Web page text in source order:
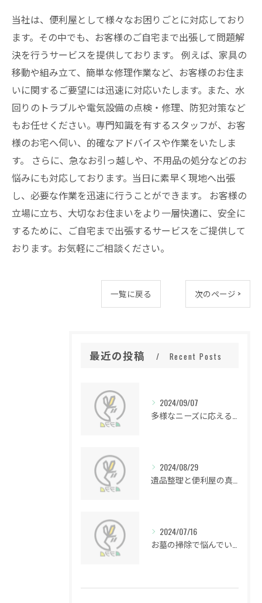
当社は、便利屋として様々なお困りごとに対応しており
ます。その中でも、お客様のご自宅まで出張して問題解
決を行うサービスを提供しております。 例えば、家具の
移動や組み立て、簡単な修理作業など、お客様のお住ま
いに関するご要望には迅速に対応いたします。また、水
回りのトラブルや電気設備の点検・修理、防犯対策など
もお任せください。専門知識を有するスタッフが、お客
様のお宅へ伺い、的確なアドバイスや作業をいたしま
す。 さらに、急なお引っ越しや、不用品の処分などのお
悩みにも対応しております。当日に素早く現地へ出張
し、必要な作業を迅速に行うことができます。 お客様の
立場に立ち、大切なお住まいをより一層快適に、安全に
するために、ご自宅まで出張するサービスをご提供して
おります。お気軽にご相談ください。
一覧に戻る 次のページ >
最近の投稿 Recent Posts
2024/09/07
2024/08/29
2024/07/16